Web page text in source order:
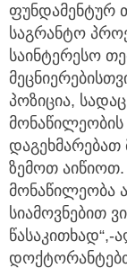
ფუნდამენტურ
საგრანტო
საინტერესო
პოზიცია,
მონაწილეობის
დაგეხმარებათ
ზემოთ
მონაწილეობა
სიამოვნებით
წასაკითხად“,-